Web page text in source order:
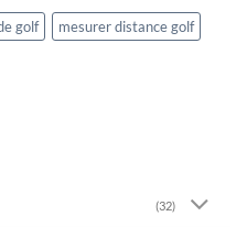
golf
mesurer distance golf
(32)